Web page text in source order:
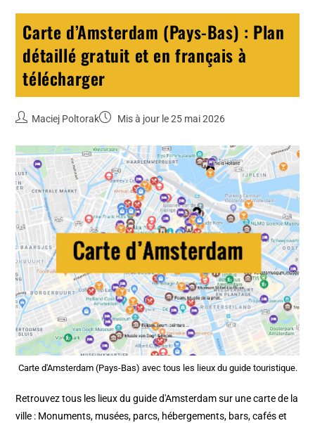
Carte d’Amsterdam (Pays-Bas) : Plan
détaillé gratuit et en français à
télécharger
Maciej Poltorak Mis à jour le 25 mai 2026
Carte d'Amsterdam (Pays-Bas) avec tous les lieux du guide touristique.
Retrouvez tous les lieux du guide d'Amsterdam sur une carte de la
ville : Monuments, musées, parcs, hébergements, bars, cafés et